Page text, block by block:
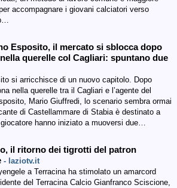
accompagnare i giovani calciatori verso
Esposito, il mercato si sblocca dopo
querelle col Cagliari: spuntano due
si arricchisce di un nuovo capitolo. Dopo
nella querelle tra il Cagliari e l’agente del
Mario Giuffredi, lo scenario sembra ormai
di Castellammare di Stabia è destinato a
hanno iniziato a muoversi due…
il ritorno dei tigrotti del patron
- laziotv.it
a Terracina ha stimolato un amarcord
del Terracina Calcio Gianfranco Sciscione,